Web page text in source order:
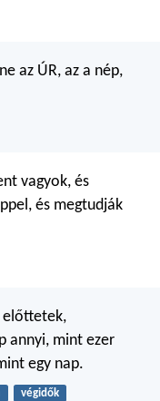
az ÚR, az a nép,
vagyok, és
és megtudják
előttetek,
annyi, mint ezer
egy nap.
végidők